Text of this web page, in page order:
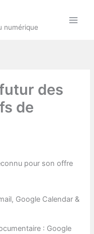
numérique
des
de
pour son offre
Google Calendar &
: Google